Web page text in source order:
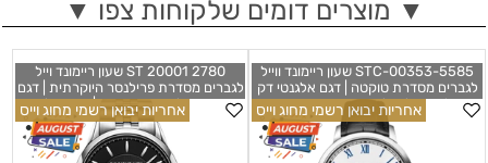
▼ מוצרים דומים שלקוחות צפו ▼
5585-STC-00353 שעון ריימונד ווייל
לגברים מסדרת טוקטה | דגם אלגנטי דק
וקלאסי בלוח לבן עם ספרות רומיות
כחולות שנתיים אחריות יבואן רשמי |
Raymond Weil Toccata Quartz
Watch | 5585-STC-00353
אחריות יבואן רשמי מחוג וייס
2780 ST 20001 שעון ריימונד וייל
לגברים מסדרת פרילנסר היוקרתית | דגם
אוטומטי בלוח שחור פתוח | שעון אלגנטי
ספורטיבי כולל שנתיים אחריות יבואן רשמי
| Raymond Weil Freelancer Mens
Watch 2780-ST-20001
אחריות יבואן רשמי מחוג וייס